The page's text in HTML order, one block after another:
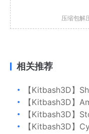
压缩包解
相关推荐
【Kitbash3D】
【Kitbash3D】
【Kitbash3D】
【Kitbash3D】